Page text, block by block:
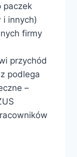
paczek
i innych)
firmy
przychód
podlega
–